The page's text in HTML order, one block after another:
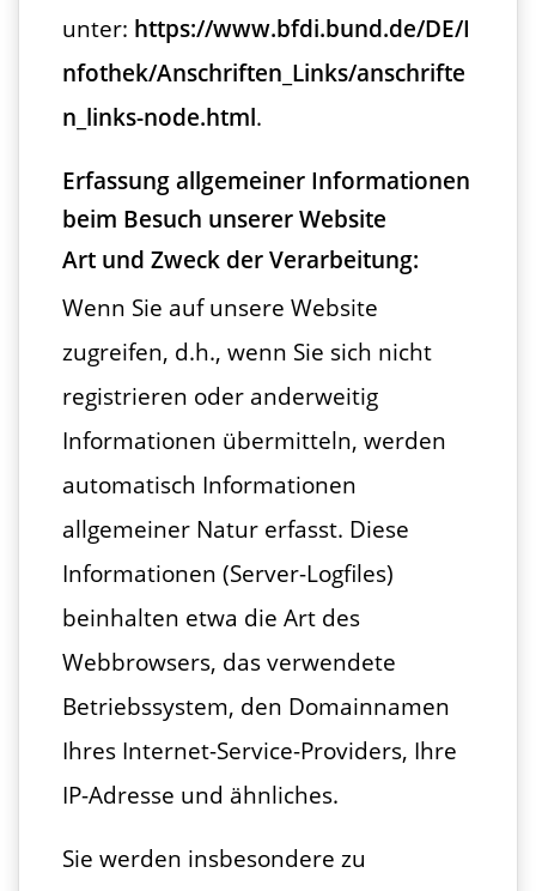
unter: https://www.bfdi.bund.de/DE/I
nfothek/Anschriften_Links/anschrifte
n_links-node.html.
Erfassung allgemeiner Informationen
beim Besuch unserer Website
Art und Zweck der Verarbeitung:
Wenn Sie auf unsere Website
zugreifen, d.h., wenn Sie sich nicht
registrieren oder anderweitig
Informationen übermitteln, werden
automatisch Informationen
allgemeiner Natur erfasst. Diese
Informationen (Server-Logfiles)
beinhalten etwa die Art des
Webbrowsers, das verwendete
Betriebssystem, den Domainnamen
Ihres Internet-Service-Providers, Ihre
IP-Adresse und ähnliches.
Sie werden insbesondere zu